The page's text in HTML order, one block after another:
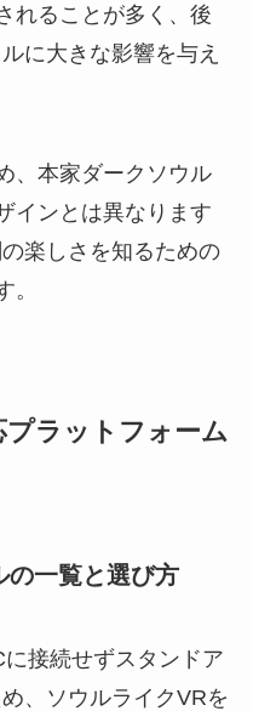
れることが多く、後
に大きな影響を与え
、本家ダークソウル
インとは異なります
楽しさを知るための
。
ラットフォーム
一覧と選び方
接続せずスタンドア
、ソウルライクVRを